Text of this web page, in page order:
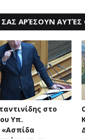
ΑΡΈΣΟΥΝ ΑΥΤΈΣ
στο
Υπ.
«Ασπίδα